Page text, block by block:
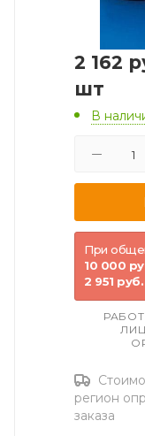
2 162
шт
В
При
10 000
2 951 руб.
регион
заказа